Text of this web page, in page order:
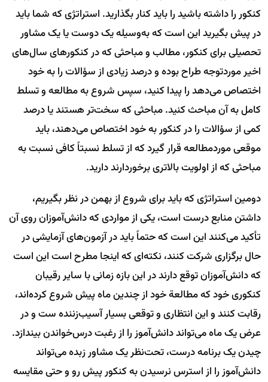
کنکور را داشته باشید را باید کنار بگذارید. استراتژی که شما باید
در پیش بگیرید این است که به‌وسیله یک دوست یا یک مشاور
تحصیلی برای کنکور، مطالب و مباحثی که در کنکورهای سال‌های
اخیر موردتوجه طراح بوده و درصد زیادی از سؤالات را به خود
اختصاص می‌دهد را پیدا کنید، سپس شروع به مطالعه و تسلط
کامل به آن مباحث کنید. مباحثی که سخت‌تر هستند یا درصد
کمی از سؤالات را در کنکور به خود اختصاص می‌دهند، باید
موقعی موردمطالعه قرار گیرد که از تسلط نسبتاً کافی نسبت به
مباحثی که از اولویت بالاتری برخوردارند دارید.
دومین استراتژی که باید برای شروع از بهمن در نظر بگیریم،
داشتن منابع درست است، یکی از مواردی که دانش‌آموزان روی آن
تأکید می‌کنند این است که حتماً باید در آزمون‌های آزمایشی در
حال برگزاری شرکت کنند، نکته‌ای که اینجا مطرح است این است
که دانش‌آموزان توقع دارند در این بازه زمانی با سایر رقیبان
کنکوری خود که مطالعة خود از چندین ماه پیش شروع کرده‌اند،
رقابت کنند و این انتظاری و توقعی بسیار آسیب‌زننده ست و در
عرض یک ماه می‌تواند دانش‌آموز را از رغبت درس‌خواندن بیندازد.
چیدن یک برنامه درست، تحت‌نظر یک مشاور زبده می‌تواند
دانش‌آموز را از استرس نرسیدن به کنکور پیش رو و حتی مقایسه